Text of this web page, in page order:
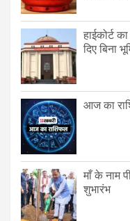
हाईकोर्ट
दिए बिना
आज का
माँ के नाम
शुभारंभ